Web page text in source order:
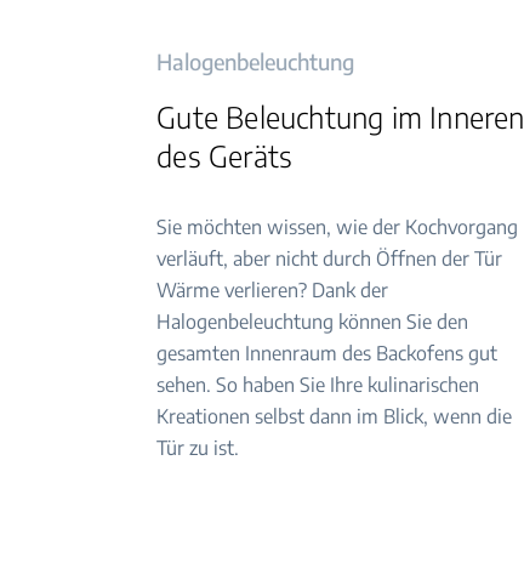
Halogenbeleuchtung
Gute Beleuchtung im Inneren
des Geräts
Sie möchten wissen, wie der Kochvorgang
verläuft, aber nicht durch Öffnen der Tür
Wärme verlieren? Dank der
Halogenbeleuchtung können Sie den
gesamten Innenraum des Backofens gut
sehen. So haben Sie Ihre kulinarischen
Kreationen selbst dann im Blick, wenn die
Tür zu ist.